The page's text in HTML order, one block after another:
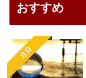
おすすめ
注目